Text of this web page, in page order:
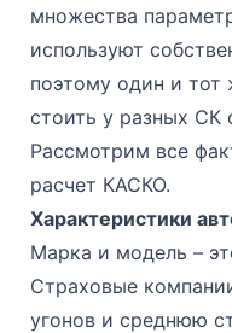
множества
используют
поэтому один и
стоить у разных СК
Рассмотрим все
расчет КАСКО.
Характеристики
Марка и модель –
Страховые
угонов и среднюю